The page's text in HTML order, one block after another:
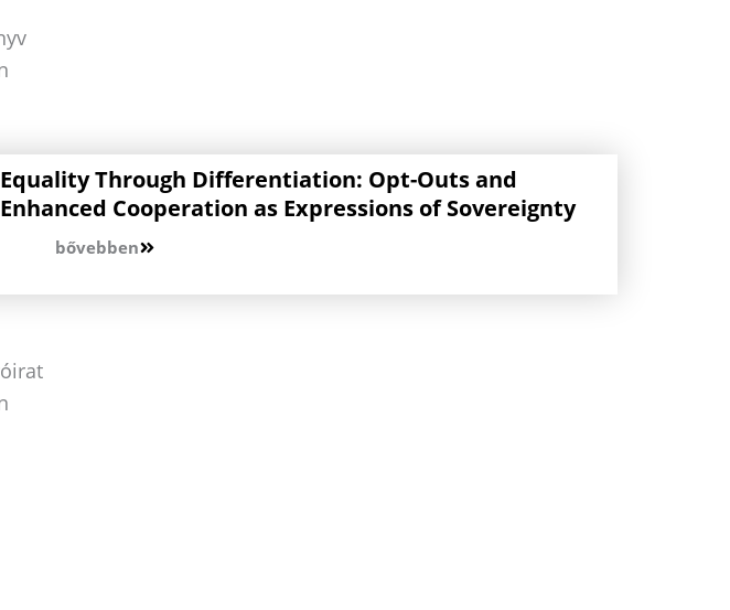
Equality Through Differentiation: Opt-Outs and
Enhanced Cooperation as Expressions of Sovereignty
bővebben